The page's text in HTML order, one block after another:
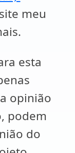
meu
esta
opinião
podem
do